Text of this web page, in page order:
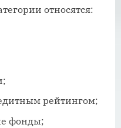
относятся:
рейтингом;
фонды;